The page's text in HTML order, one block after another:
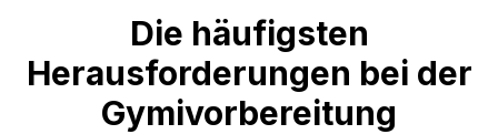
Die häufigsten
Herausforderungen bei der
Gymivorbereitung